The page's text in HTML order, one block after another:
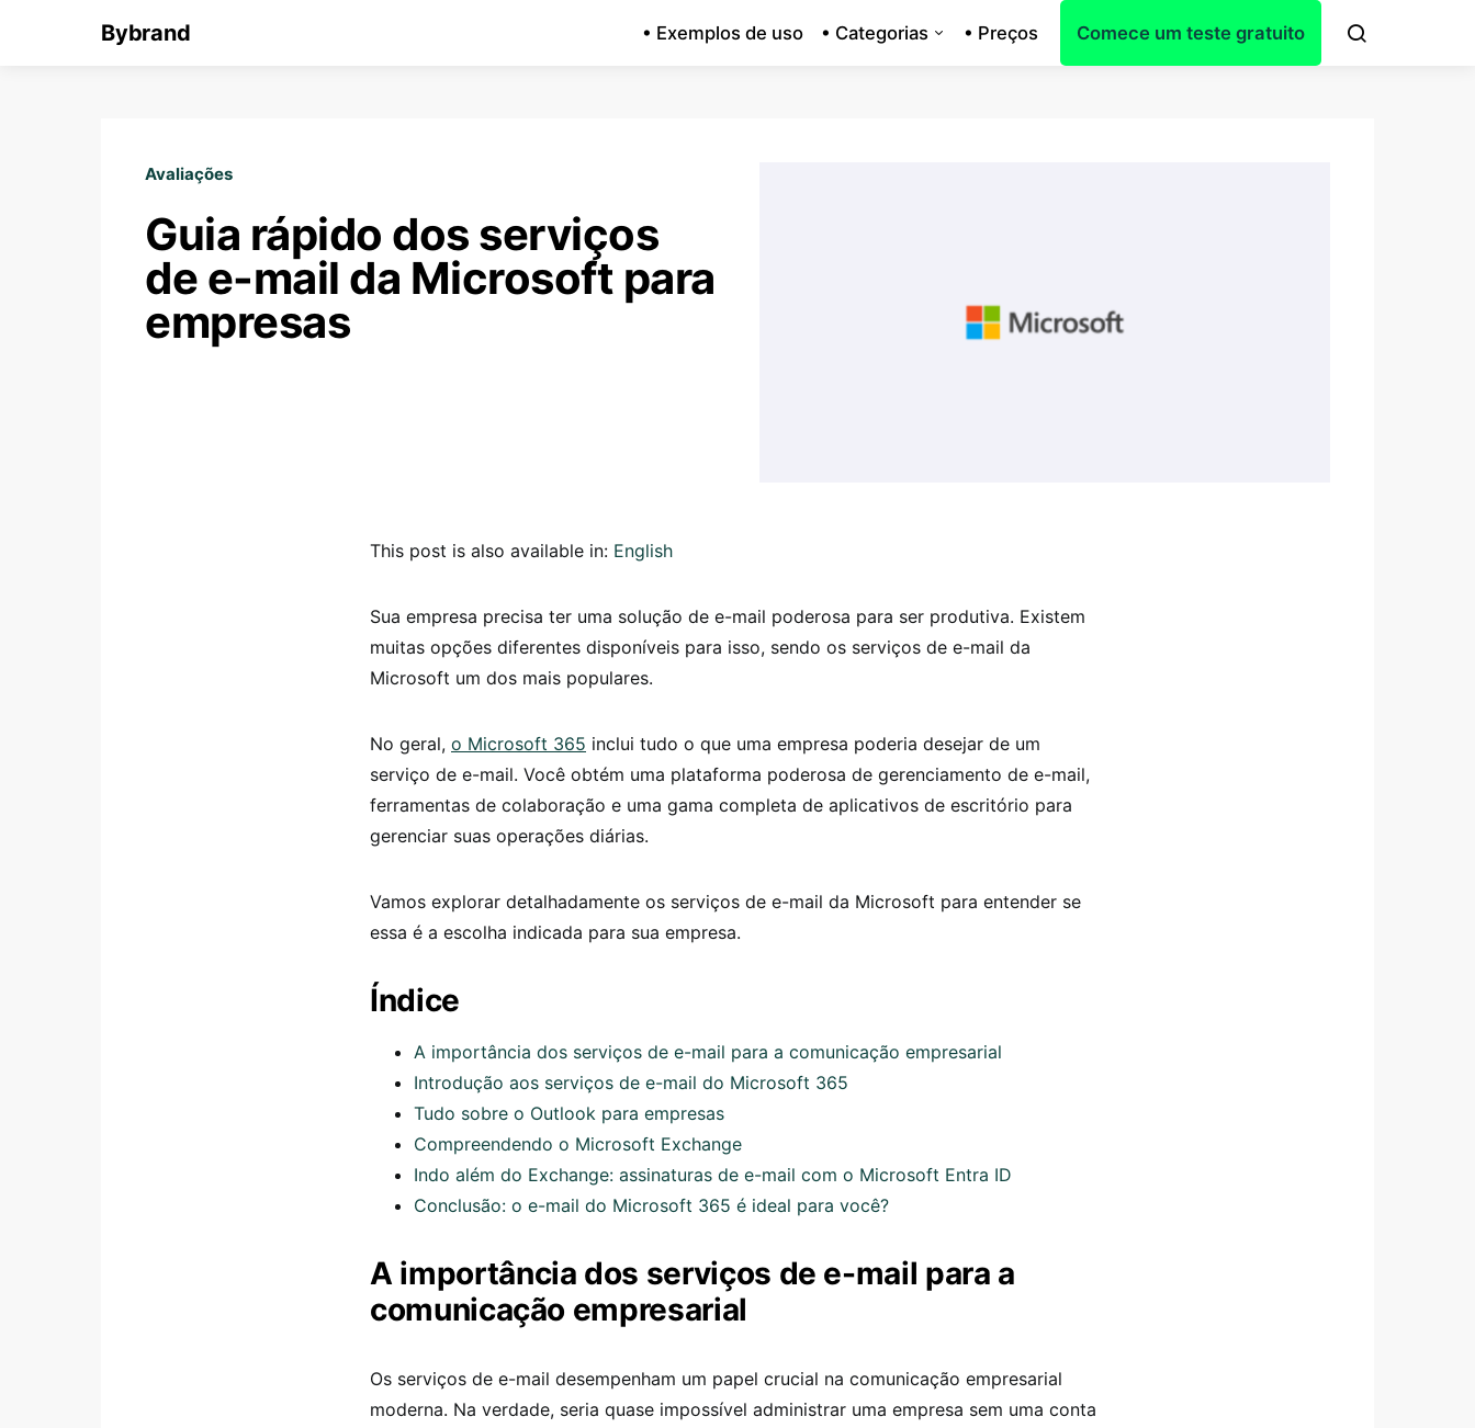
Bybrand • Exemplos de uso • Categorias • Preços Comece um teste gratuito
Avaliações
Guia rápido dos serviços
de e-mail da Microsoft para
empresas
This post is also available in: English
Sua empresa precisa ter uma solução de e-mail poderosa para ser produtiva. Existem
muitas opções diferentes disponíveis para isso, sendo os serviços de e-mail da
Microsoft um dos mais populares.
No geral, o Microsoft 365 inclui tudo o que uma empresa poderia desejar de um
serviço de e-mail. Você obtém uma plataforma poderosa de gerenciamento de e-mail,
ferramentas de colaboração e uma gama completa de aplicativos de escritório para
gerenciar suas operações diárias.
Vamos explorar detalhadamente os serviços de e-mail da Microsoft para entender se
essa é a escolha indicada para sua empresa.
Índice
A importância dos serviços de e-mail para a comunicação empresarial
Introdução aos serviços de e-mail do Microsoft 365
Tudo sobre o Outlook para empresas
Compreendendo o Microsoft Exchange
Indo além do Exchange: assinaturas de e-mail com o Microsoft Entra ID
Conclusão: o e-mail do Microsoft 365 é ideal para você?
A importância dos serviços de e-mail para a
comunicação empresarial
Os serviços de e-mail desempenham um papel crucial na comunicação empresarial
moderna. Na verdade, seria quase impossível administrar uma empresa sem uma conta